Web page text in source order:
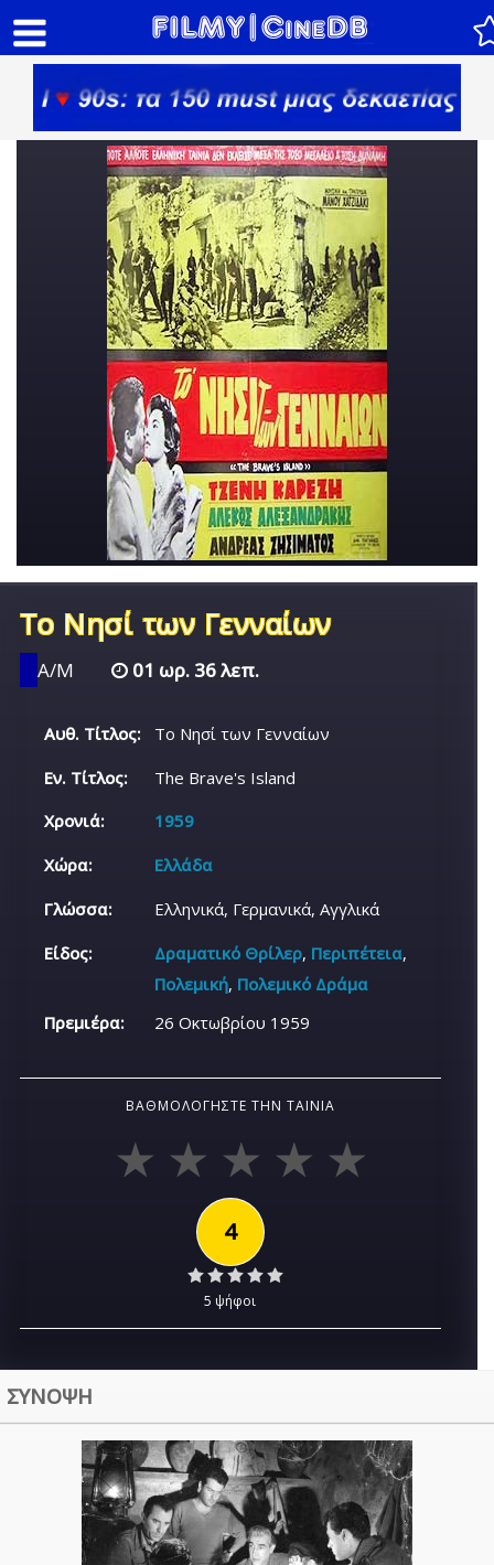
Το Νησί των Γενναίων
Α/Μ 01 ωρ. 36 λεπ.
Αυθ. Τίτλος:
Το Νησί των Γενναίων
Εν. Τίτλος:
The Brave's Island
Χρονιά:
1959
Χώρα:
Ελλάδα
Γλώσσα:
Ελληνικά, Γερμανικά, Αγγλικά
Είδος:
Δραματικό Θρίλερ, Περιπέτεια,
Πολεμική, Πολεμικό Δράμα
Πρεμιέρα:
26 Οκτωβρίου 1959
ΒΑΘΜΟΛΟΓΉΣΤΕ ΤΗΝ ΤΑΙΝΊΑ
4
5 ψήφοι
ΣΥΝΟΨΗ